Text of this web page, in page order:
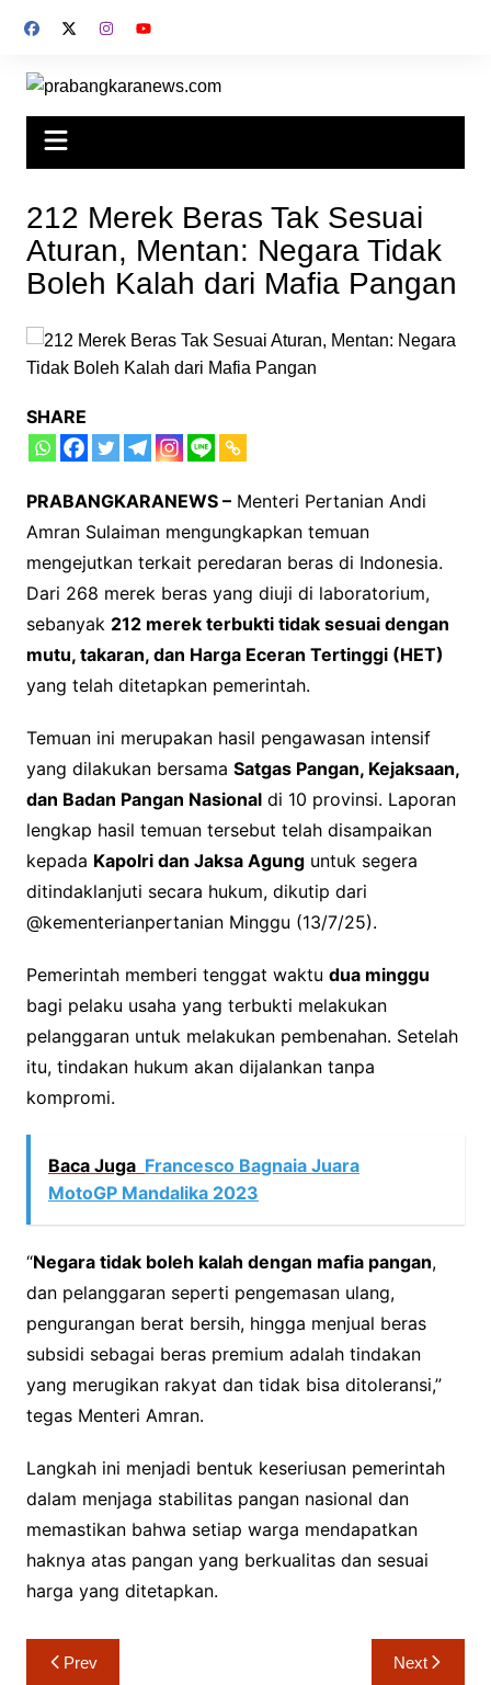
212 Merek Beras Tak Sesuai
Aturan, Mentan: Negara Tidak
Boleh Kalah dari Mafia Pangan
SHARE
PRABANGKARANEWS –Menteri Pertanian Andi
Amran Sulaiman mengungkapkan temuan
mengejutkan terkait peredaran beras di Indonesia.
Dari 268 merek beras yang diuji di laboratorium,
sebanyak 212 merek terbukti tidak sesuai dengan
mutu, takaran, dan Harga Eceran Tertinggi (HET)
yang telah ditetapkan pemerintah.
Temuan ini merupakan hasil pengawasan intensif
yang dilakukan bersama Satgas Pangan, Kejaksaan,
dan Badan Pangan Nasionaldi 10 provinsi. Laporan
lengkap hasil temuan tersebut telah disampaikan
kepada Kapolri dan Jaksa Agunguntuk segera
ditindaklanjuti secara hukum, dikutip dari
@kementerianpertanian Minggu (13/7/25).
Pemerintah memberi tenggat waktu dua minggu
bagi pelaku usaha yang terbukti melakukan
pelanggaran untuk melakukan pembenahan. Setelah
itu, tindakan hukum akan dijalankan tanpa
kompromi.
Baca Juga Francesco Bagnaia Juara
MotoGP Mandalika 2023
“Negara tidak boleh kalah dengan mafia pangan,
dan pelanggaran seperti pengemasan ulang,
pengurangan berat bersih, hingga menjual beras
subsidi sebagai beras premium adalah tindakan
yang merugikan rakyat dan tidak bisa ditoleransi,”
tegas Menteri Amran.
Langkah ini menjadi bentuk keseriusan pemerintah
dalam menjaga stabilitas pangan nasional dan
memastikan bahwa setiap warga mendapatkan
haknya atas pangan yang berkualitas dan sesuai
harga yang ditetapkan.
Navigasi
Prev Next